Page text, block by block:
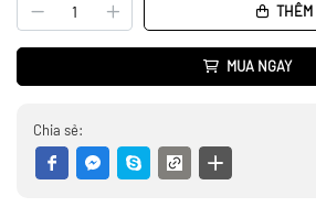
THÊM
MUA NGAY
Chia sẻ: